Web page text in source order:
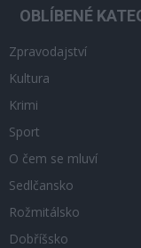
OBLÍBENÉ
Zpravodajství
Kultura
Krimi
Sport
O čem se mluví
Sedlčansko
Rožmitálsko
Dobříšsko